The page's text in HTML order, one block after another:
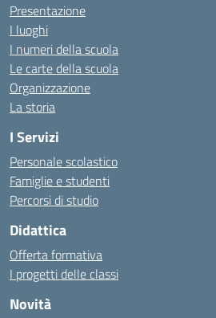
Presentazione
I luoghi
I numeri della scuola
Le carte della scuola
Organizzazione
La storia
I Servizi
Personale scolastico
Famiglie e studenti
Percorsi di studio
Didattica
Offerta formativa
I progetti delle classi
Novità